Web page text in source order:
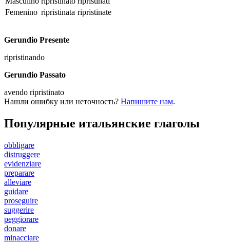
Femenino ripristinata ripristinate
Gerundio Presente
ripristinando
Gerundio Passato
avendo ripristinato
Нашли ошибку или неточность? Напишите нам.
Популярные итальянские глаголы
obbligare
distruggere
evidenziare
preparare
alleviare
guidare
proseguire
suggerire
peggiorare
donare
minacciare